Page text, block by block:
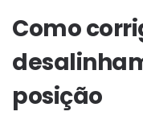
Como
posição